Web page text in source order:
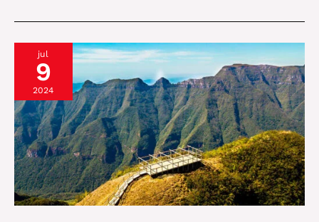
Fotografia:
Papel
Além
Lente.
jul
9
2024